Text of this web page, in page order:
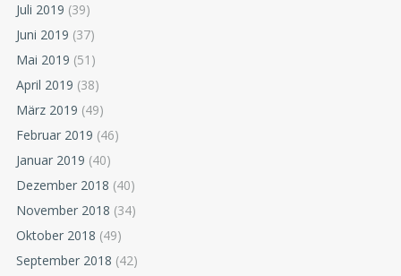
Juli 2019 (39)
Juni 2019 (37)
Mai 2019 (51)
April 2019 (38)
März 2019 (49)
Februar 2019 (46)
Januar 2019 (40)
Dezember 2018 (40)
November 2018 (34)
Oktober 2018 (49)
September 2018 (42)